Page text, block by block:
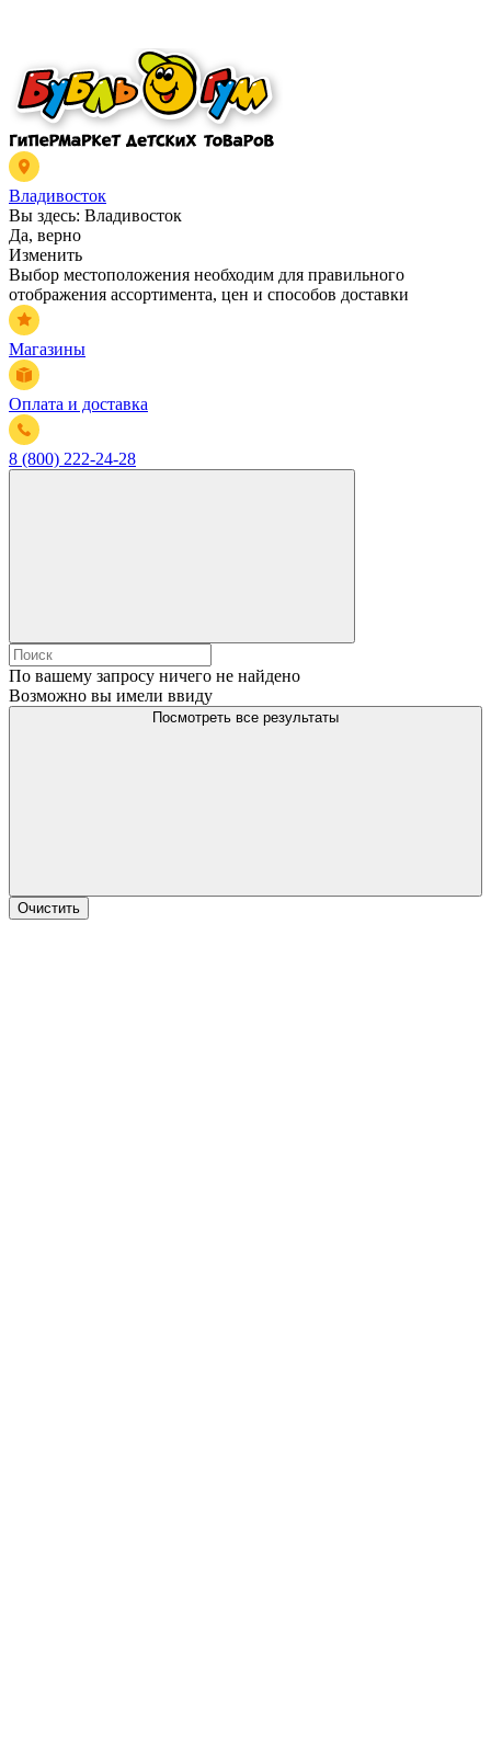
Владивосток
Вы здесь: Владивосток
Да, верно
Изменить
Выбор местоположения необходим для правильного
отображения ассортимента, цен и способов доставки
Магазины
Оплата и доставка
8 (800) 222-24-28
По вашему запросу ничего не найдено
Возможно вы имели ввиду
Посмотреть все результаты
Очистить